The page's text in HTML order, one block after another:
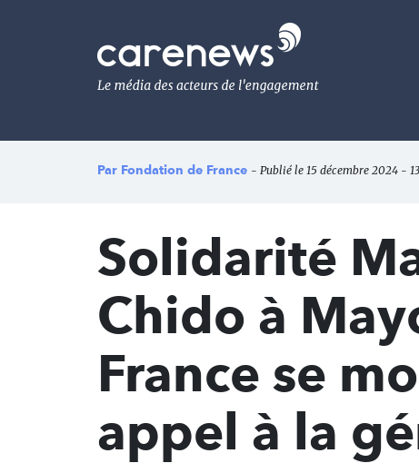
Le
média
de
l'engagement
Par Fondation de France - Publié le 15 décembre 2024 -
Solidarité
Chido à
France se
appel à la